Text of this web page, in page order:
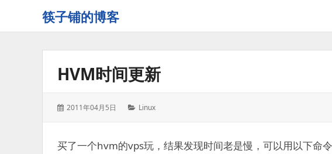
筷子铺的博客
录
HVM时间更新
发
2011年04月5日
分
Linux
买了一个hvm的vps玩，结果发现时间老是慢，可以用以下命